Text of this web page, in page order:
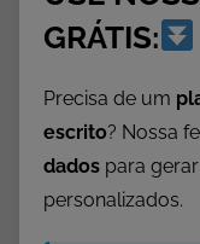
v
o
i
GRÁTIS:
Precisa de um
escrito? Nossa
dados para
personalizados.